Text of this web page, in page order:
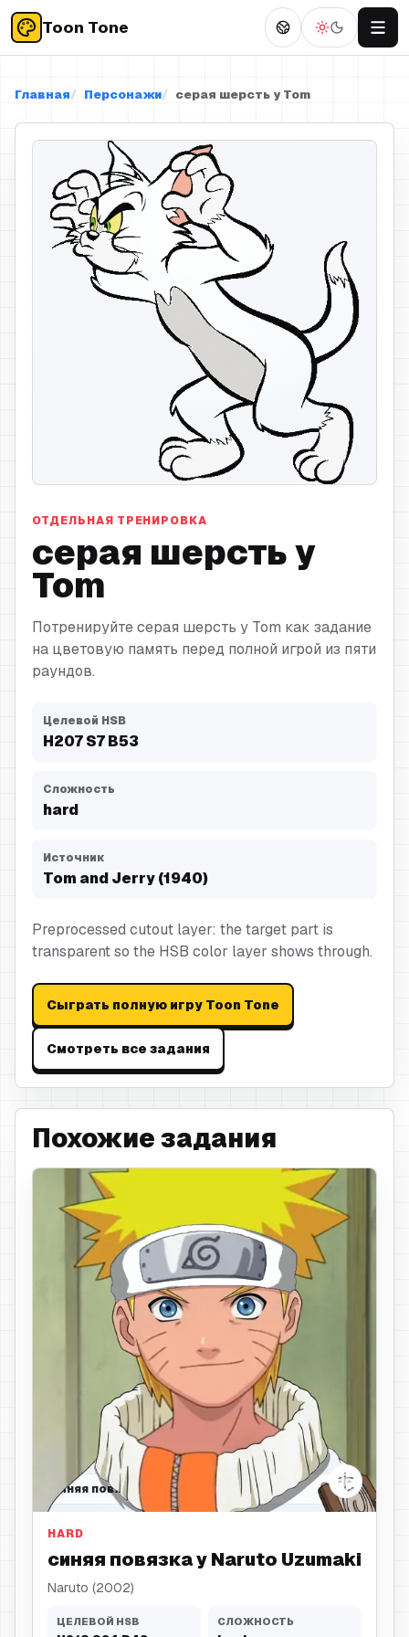
Toon Tone
Главная Персонажи серая шерсть у Tom
ОТДЕЛЬНАЯ ТРЕНИРОВКА
серая шерсть у
Tom
Потренируйте серая шерсть у Tom как задание
на цветовую память перед полной игрой из пяти
раундов.
Целевой HSB
H207S7B53
Сложность
hard
Источник
Tom and Jerry (1940)
Preprocessed cutout layer: the target part is
transparent so the HSB color layer shows through.
Сыграть полную игру Toon Tone
Смотреть все задания
Похожие задания
синяя повязка
HARD
синяя повязка у Naruto Uzumaki
Naruto (2002)
ЦЕЛЕВОЙ HSB СЛОЖНОСТЬ